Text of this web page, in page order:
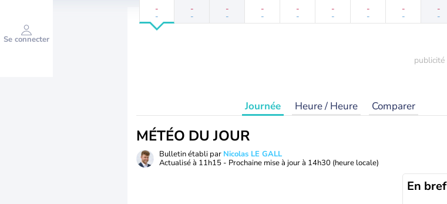
Se connecter
-
-
-
-
-
-
-
-
-
-
-
-
-
-
-
-
-
-
Journée Heure / Heure Comparer
MÉTÉO DU JOUR
Bulletin établi par Nicolas LE GALL
Actualisé à 11h15 - Prochaine mise à jour à 14h30 (heure locale)
En bref